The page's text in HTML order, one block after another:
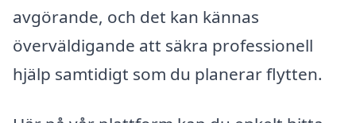
avgörande, och det kan kännas
överväldigande att säkra professionell
hjälp samtidigt som du planerar flytten.